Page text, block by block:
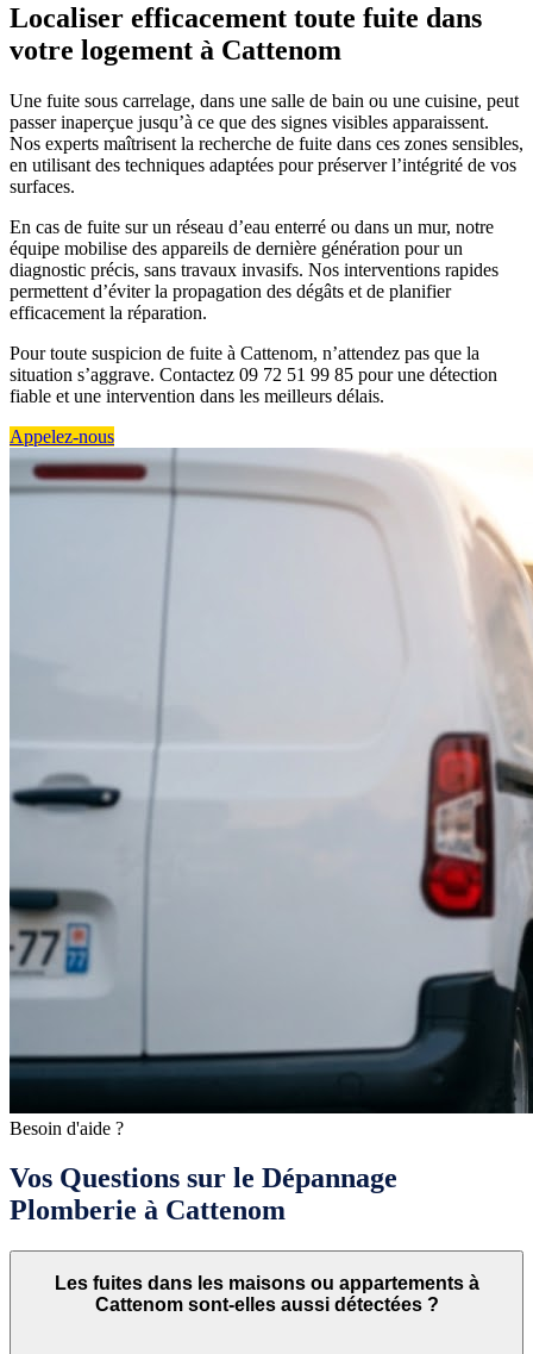
Localiser efficacement toute fuite dans
votre logement à Cattenom
Une fuite sous carrelage, dans une salle de bain ou une cuisine, peut
passer inaperçue jusqu’à ce que des signes visibles apparaissent.
Nos experts maîtrisent la recherche de fuite dans ces zones sensibles,
en utilisant des techniques adaptées pour préserver l’intégrité de vos
surfaces.
En cas de fuite sur un réseau d’eau enterré ou dans un mur, notre
équipe mobilise des appareils de dernière génération pour un
diagnostic précis, sans travaux invasifs. Nos interventions rapides
permettent d’éviter la propagation des dégâts et de planifier
efficacement la réparation.
Pour toute suspicion de fuite à Cattenom, n’attendez pas que la
situation s’aggrave. Contactez 09 72 51 99 85 pour une détection
fiable et une intervention dans les meilleurs délais.
Appelez-nous
Besoin d'aide ?
Vos Questions sur le Dépannage
Plomberie à Cattenom
Les fuites dans les maisons ou appartements à
Cattenom sont-elles aussi détectées ?